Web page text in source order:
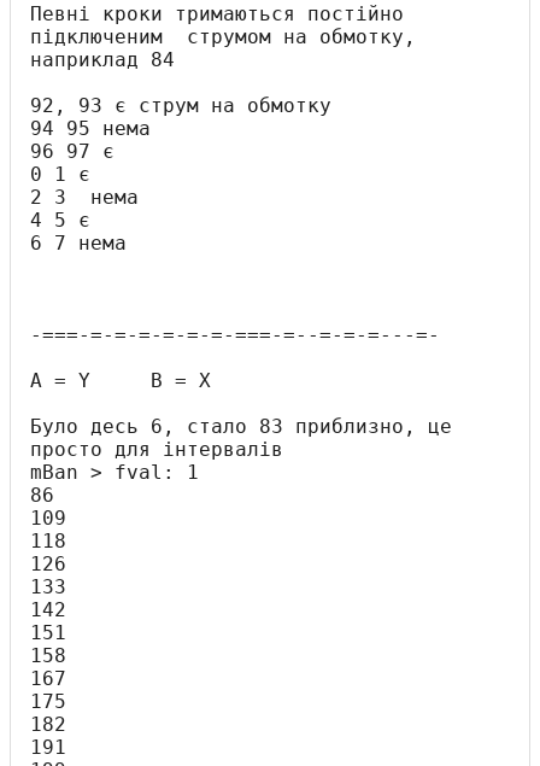
Певні кроки тримаються постійно
підключеним  струмом на обмотку,
наприклад 84
92, 93 є струм на обмотку
94 95 нема
96 97 є
0 1 є
2 3  нема
4 5 є
6 7 нема
-===-=-=-=-=-=-=-===-=--=-=-=---=-
A = Y     B = X
Було десь 6, стало 83 приблизно, це
просто для інтервалів
mBan > fval: 1
86
109
118
126
133
142
151
158
167
175
182
191